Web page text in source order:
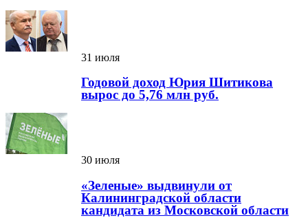
31 июля
Годовой доход Юрия Шитикова
вырос до 5,76 млн руб.
30 июля
«Зеленые» выдвинули от
Калининградской области
кандидата из Московской области